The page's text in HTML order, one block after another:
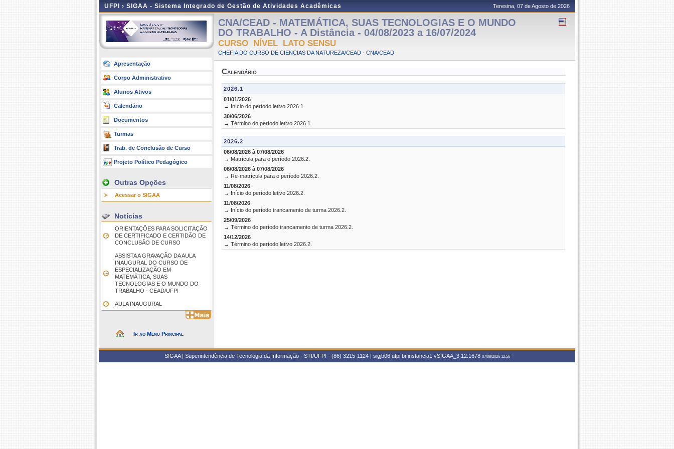
UFPI › SIGAA - Sistema Integrado de Gestão de Atividades Acadêmicas Teresina, 07 de Agosto de 2026
Apresentação
Corpo Administrativo
Alunos Ativos
Calendário
Documentos
Turmas
Trab. de Conclusão de Curso
Projeto Político Pedagógico
Outras Opções
Acessar o SIGAA
Notícias
ORIENTAÇÕES PARA SOLICITAÇÃO
DE CERTIFICADO E CERTIDÃO DE
CONCLUSÃO DE CURSO
ASSISTA A GRAVAÇÃO DA AULA
INAUGURAL DO CURSO DE
ESPECIALIZAÇÃO EM
MATEMÁTICA, SUAS
TECNOLOGIAS E O MUNDO DO
TRABALHO - CEAD/UFPI
AULA INAUGURAL
Ir ao Menu Principal
CNA/CEAD - MATEMÁTICA, SUAS TECNOLOGIAS E O MUNDO
DO TRABALHO - A Distância - 04/08/2023 a 16/07/2024
CURSO NÍVEL LATO SENSU
CHEFIA DO CURSO DE CIENCIAS DA NATUREZA/CEAD - CNA/CEAD
Calendário
2026.1
01/01/2026
→ Início do período letivo 2026.1.
30/06/2026
→ Término do período letivo 2026.1.
2026.2
06/08/2026 à 07/08/2026
→ Matrícula para o período 2026.2.
06/08/2026 à 07/08/2026
→ Re-matrícula para o período 2026.2.
11/08/2026
→ Início do período letivo 2026.2.
11/08/2026
→ Início do período trancamento de turma 2026.2.
25/09/2026
→ Término do período trancamento de turma 2026.2.
14/12/2026
→ Término do período letivo 2026.2.
SIGAA | Superintendência de Tecnologia da Informação - STI/UFPI - (86) 3215-1124 | sigjb06.ufpi.br.instancia1 vSIGAA_3.12.1678 07/08/2026 12:56